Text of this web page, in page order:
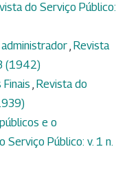
do Serviço Público:
, Revista
(1942)
, Revista do
e o
Serviço Público: v. 1 n.